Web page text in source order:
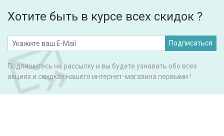
Хотите быть в курсе всех скидок ?
Подписаться
Подпишитесь на рассылку и вы будете узнавать обо всех
акциях и скидках нашего интернет-магазина первыми !